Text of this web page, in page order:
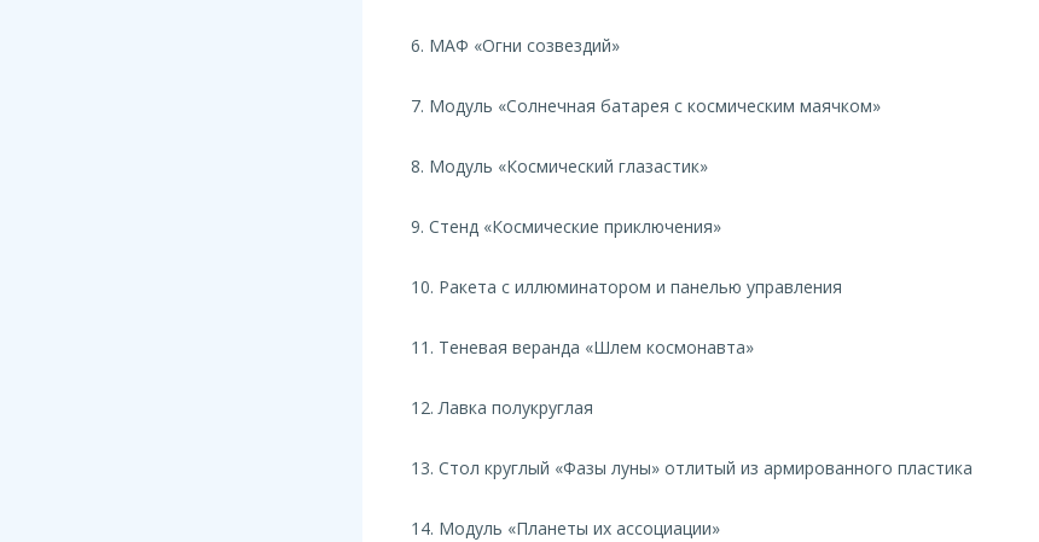
6. МАФ «Огни созвездий»
7. Модуль «Солнечная батарея с космическим маячком»
8. Модуль «Космический глазастик»
9. Стенд «Космические приключения»
10. Ракета с иллюминатором и панелью управления
11. Теневая веранда «Шлем космонавта»
12. Лавка полукруглая
13. Стол круглый «Фазы луны» отлитый из армированного пластика
14. Модуль «Планеты их ассоциации»